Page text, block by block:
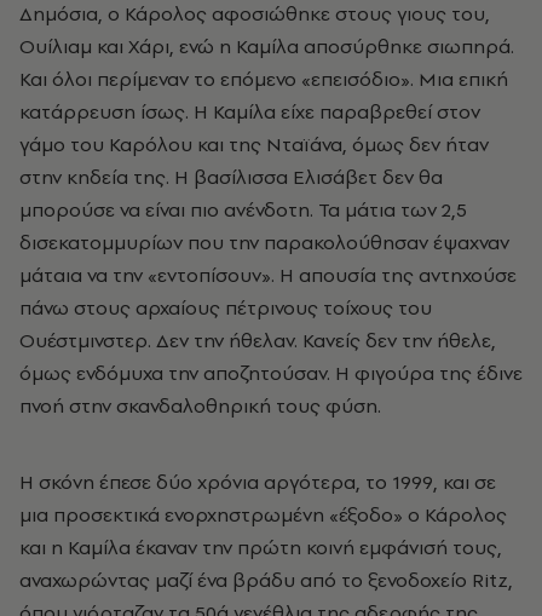
Δημόσια, ο Κάρολος αφοσιώθηκε στους γιους του,
Ουίλιαμ και Χάρι, ενώ η Καμίλα αποσύρθηκε σιωπηρά.
Και όλοι περίμεναν το επόμενο «επεισόδιο». Μια επική
κατάρρευση ίσως. Η Καμίλα είχε παραβρεθεί στον
γάμο του Καρόλου και της Νταϊάνα, όμως δεν ήταν
στην κηδεία της. Η βασίλισσα Ελισάβετ δεν θα
μπορούσε να είναι πιο ανένδοτη. Τα μάτια των 2,5
δισεκατομμυρίων που την παρακολούθησαν έψαχναν
μάταια να την «εντοπίσουν». Η απουσία της αντηχούσε
πάνω στους αρχαίους πέτρινους τοίχους του
Ουέστμινστερ. Δεν την ήθελαν. Κανείς δεν την ήθελε,
όμως ενδόμυχα την αποζητούσαν. Η φιγούρα της έδινε
πνοή στην σκανδαλοθηρική τους φύση.
Η σκόνη έπεσε δύο χρόνια αργότερα, το 1999, και σε
μια προσεκτικά ενορχηστρωμένη «έξοδο» ο Κάρολος
και η Καμίλα έκαναν την πρώτη κοινή εμφάνισή τους,
αναχωρώντας μαζί ένα βράδυ από το ξενοδοχείο Ritz,